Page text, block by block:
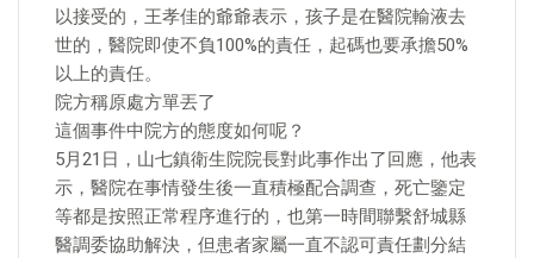
以接受的，王孝佳的爺爺表示，孩子是在醫院輸液去
世的，醫院即使不負100%的責任，起碼也要承擔50%
以上的責任。
院方稱原處方單丟了
這個事件中院方的態度如何呢？
5月21日，山七鎮衛生院院長對此事作出了回應，他表
示，醫院在事情發生後一直積極配合調查，死亡鑒定
等都是按照正常程序進行的，也第一時間聯繫舒城縣
醫調委協助解決，但患者家屬一直不認可責任劃分結